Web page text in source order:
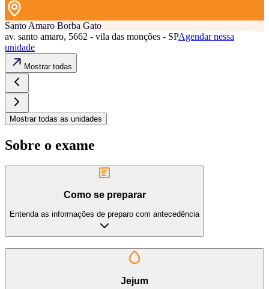
Santo Amaro Borba Gato
av. santo amaro, 5662 - vila das monções - SPAgendar nessa
unidade
Mostrar todas
Mostrar todas as unidades
Sobre o exame
Como se preparar
Entenda as informações de preparo com antecedência
Jejum